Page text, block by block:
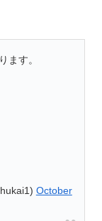
ます。
October